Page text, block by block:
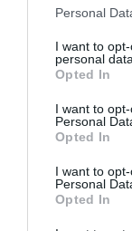
Please note that
not limited to
grant or deny
use your data for
consent section.
Personal
I want to
personal data.
Opted In
I want to
Personal
Opted In
I want to
Personal
Opted In
Forrás: Blikk
Megosztás:
Címkék:
Korábbi